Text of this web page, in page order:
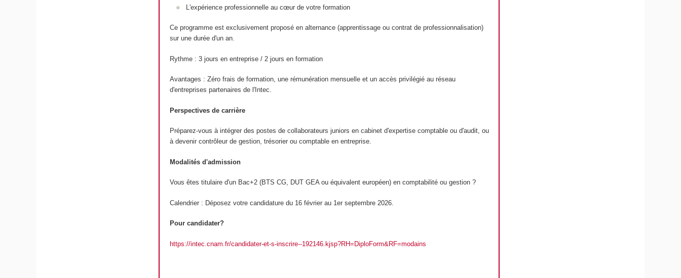
L'expérience professionnelle au cœur de votre formation
Ce programme est exclusivement proposé en alternance (apprentissage ou contrat de professionnalisation)
sur une durée d'un an.
Rythme : 3 jours en entreprise / 2 jours en formation
Avantages : Zéro frais de formation, une rémunération mensuelle et un accès privilégié au réseau
d'entreprises partenaires de l'Intec.
Perspectives de carrière
Préparez-vous à intégrer des postes de collaborateurs juniors en cabinet d'expertise comptable ou d'audit, ou
à devenir contrôleur de gestion, trésorier ou comptable en entreprise.
Modalités d'admission
Vous êtes titulaire d'un Bac+2 (BTS CG, DUT GEA ou équivalent européen) en comptabilité ou gestion ?
Calendrier : Déposez votre candidature du 16 février au 1er septembre 2026.
Pour candidater?
https://intec.cnam.fr/candidater-et-s-inscrire--192146.kjsp?RH=DiploForm&RF=modains